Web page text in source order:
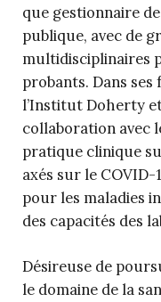
que gestionnaire
publique, avec de
multidisciplinaires
probants. Dans
l’Institut Doherty
collaboration avec
pratique clinique
axés sur le
pour les maladies
des capacités des
Désireuse de
le domaine de la